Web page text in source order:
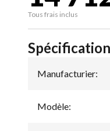
Tous frais inclus
Manufacturier:
Modèle: